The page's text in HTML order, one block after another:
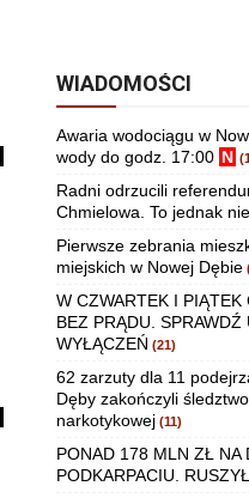
WIADOMOŚCI
Awaria wodociągu w
wody do godz. 17:00 N
Radni odrzucili
Chmielowa. To jednak
Pierwsze zebrania
miejskich w Nowej Dębie
W CZWARTEK I PIĄTEK
BEZ PRĄDU.
WYŁĄCZEŃ (21)
62 zarzuty dla 11
Dęby zakończyli
narkotykowej (11)
PONAD 178 MLN ZŁ NA
PODKARPACIU.